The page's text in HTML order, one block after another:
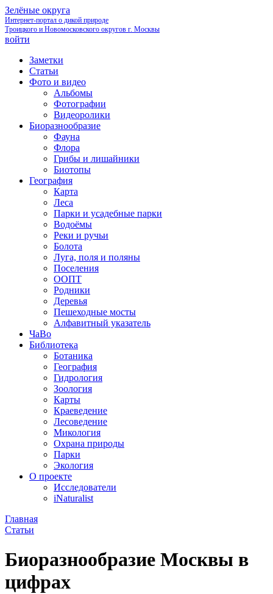
Зелёные округа
Интернет-портал о дикой природе
Троицкого и Новомосковского округов г. Москвы
войти
Заметки
Статьи
Фото и видео
Альбомы
Фотографии
Видеоролики
Биоразнообразие
Фауна
Флора
Грибы и лишайники
Биотопы
География
Карта
Леса
Парки и усадебные парки
Водоёмы
Реки и ручьи
Болота
Луга, поля и поляны
Поселения
ООПТ
Родники
Деревья
Пешеходные мосты
Алфавитный указатель
ЧаВо
Библиотека
Ботаника
География
Гидрология
Зоология
Карты
Краеведение
Лесоведение
Микология
Охрана природы
Парки
Экология
О проекте
Исследователи
iNaturalist
Главная
Статьи
Биоразнообразие Москвы в
цифрах